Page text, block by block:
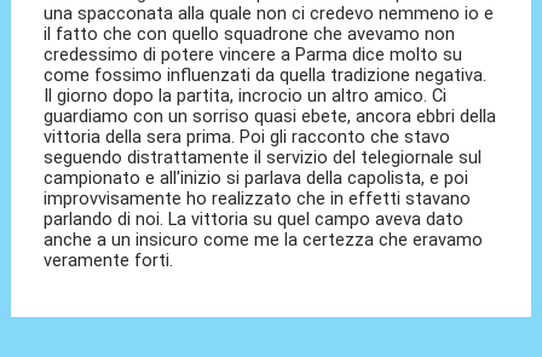
una spacconata alla quale non ci credevo nemmeno io e
il fatto che con quello squadrone che avevamo non
credessimo di potere vincere a Parma dice molto su
come fossimo influenzati da quella tradizione negativa.
Il giorno dopo la partita, incrocio un altro amico. Ci
guardiamo con un sorriso quasi ebete, ancora ebbri della
vittoria della sera prima. Poi gli racconto che stavo
seguendo distrattamente il servizio del telegiornale sul
campionato e all'inizio si parlava della capolista, e poi
improvvisamente ho realizzato che in effetti stavano
parlando di noi. La vittoria su quel campo aveva dato
anche a un insicuro come me la certezza che eravamo
veramente forti.